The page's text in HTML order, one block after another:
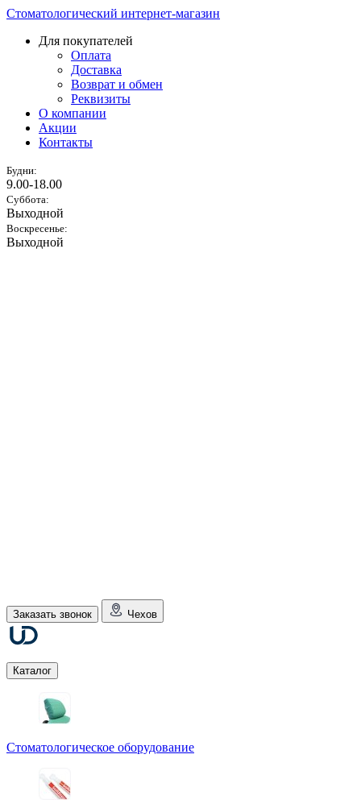
Стоматологический интернет-магазин
Для покупателей
Оплата
Доставка
Возврат и обмен
Реквизиты
О компании
Акции
Контакты
Будни:
9.00-18.00
Суббота:
Выходной
Воскресенье:
Выходной
Заказать звонок Чехов
Каталог
Стоматологическое оборудование